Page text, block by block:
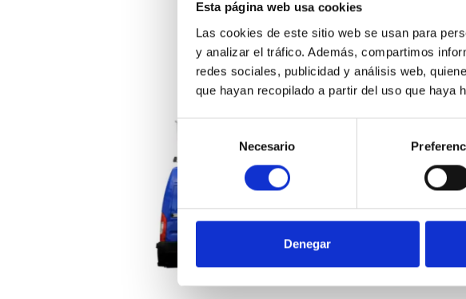
Esta página web usa cookies
Las cookies de este sitio web se usan para
y analizar el tráfico. Además, compartimos
redes sociales, publicidad y análisis web,
que hayan recopilado a partir del uso que haya
Selección
consentimiento
Necesario
Denegar